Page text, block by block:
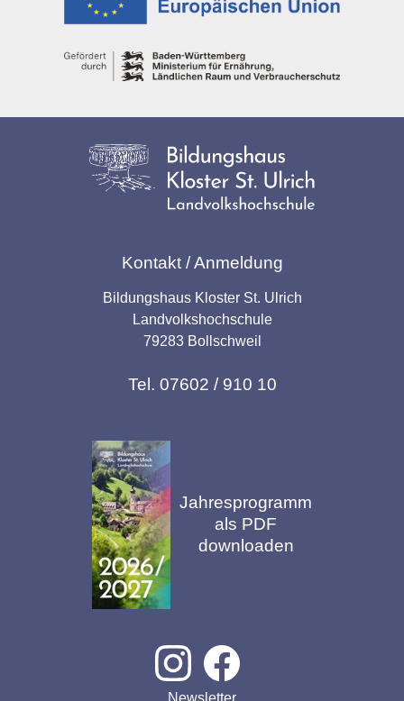
Kontakt / Anmeldung
Bildungshaus Kloster St. Ulrich
Landvolkshochschule
79283 Bollschweil
Tel. 07602 / 910 10
Jahresprogramm
als PDF
downloaden
Newsletter